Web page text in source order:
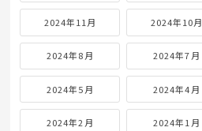
2024年11月 2024年10月
2024年8月 2024年7月
2024年5月 2024年4月
2024年2月 2024年1月